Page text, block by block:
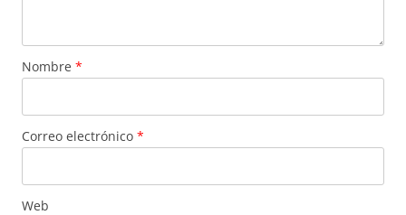
Nombre *
Correo electrónico *
Web